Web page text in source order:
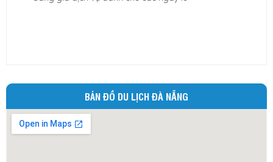
Quảng Bình
Quảng Ngãi
Quảng Ninh
BẢN ĐỒ DU LỊCH ĐÀ NẴNG